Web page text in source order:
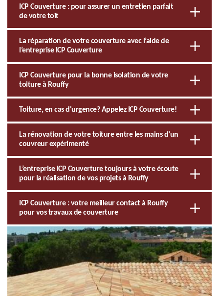
ICP Couverture : pour assurer un entretien parfait
de votre toit
La réparation de votre couverture avec l’aide de
l’entreprise ICP Couverture
ICP Couverture pour la bonne isolation de votre
toiture à Rouffy
Toiture, en cas d'urgence? Appelez ICP Couverture!
La rénovation de votre toiture entre les mains d’un
couvreur expérimenté
L’entreprise ICP Couverture toujours à votre écoute
pour la réalisation de vos projets à Rouffy
ICP Couverture : votre meilleur contact à Rouffy
pour vos travaux de couverture